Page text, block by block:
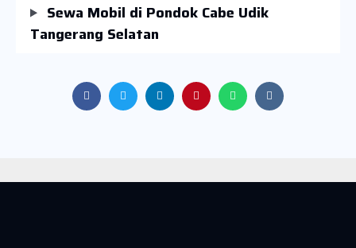
Sewa Mobil di Pondok Cabe Udik
Tangerang Selatan